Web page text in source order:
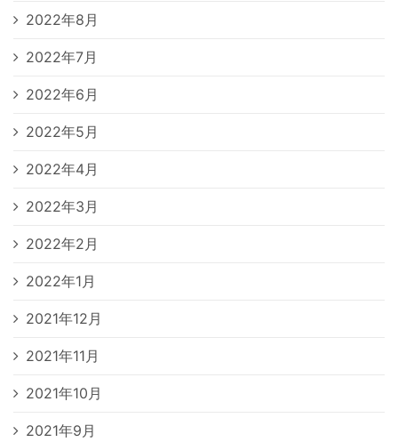
2022年8月
2022年7月
2022年6月
2022年5月
2022年4月
2022年3月
2022年2月
2022年1月
2021年12月
2021年11月
2021年10月
2021年9月